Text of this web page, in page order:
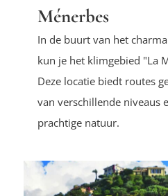
Ménerbes
In de buurt van het
kun je het klimgebied "La
Deze locatie biedt routes
van verschillende niveaus
prachtige natuur.